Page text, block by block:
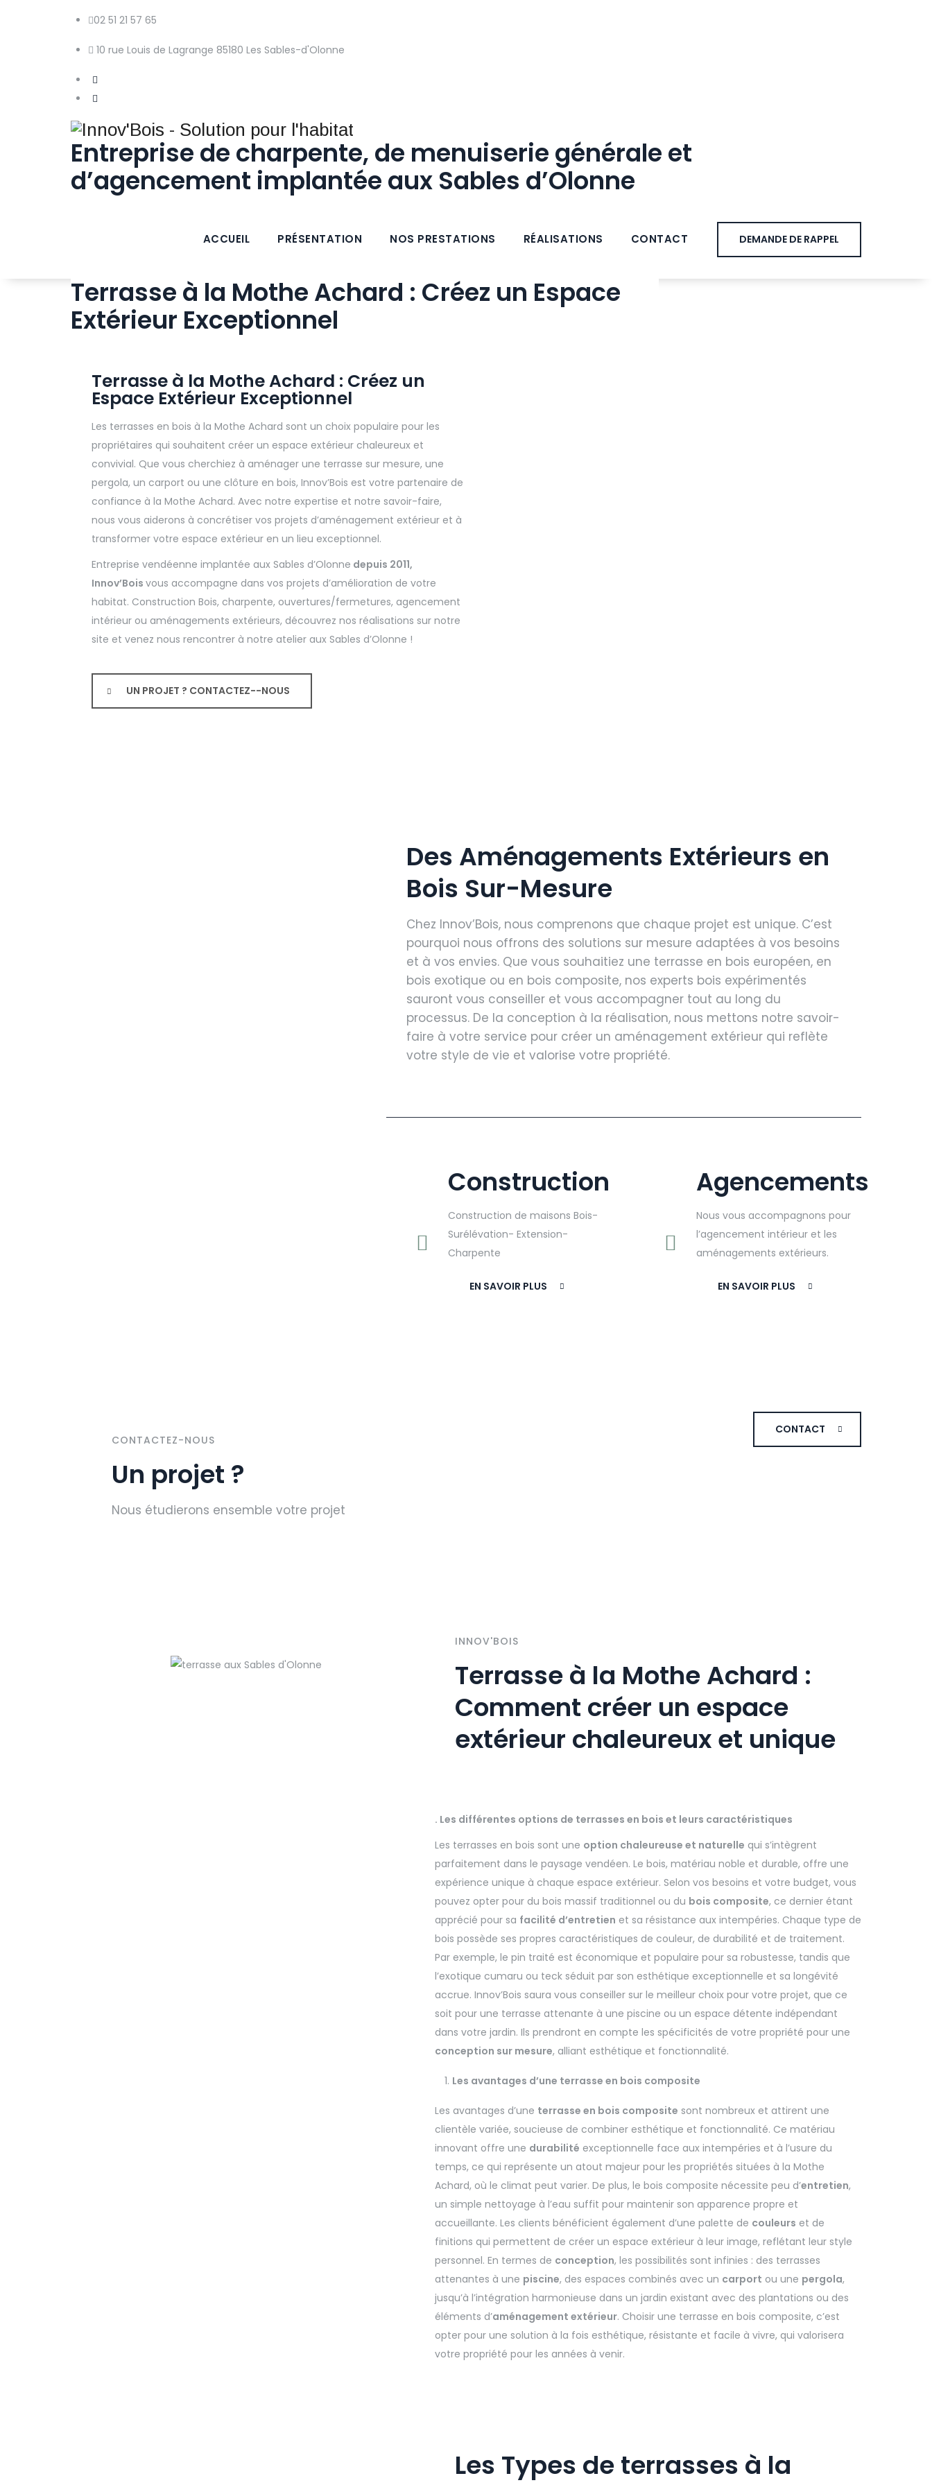
02 51 21 57 65
10 rue Louis de Lagrange 85180 Les Sables-d'Olonne
Entreprise de charpente, de menuiserie générale et
d’agencement implantée aux Sables d’Olonne
DEMANDE DE RAPPEL
ACCUEIL PRÉSENTATION NOS PRESTATIONS RÉALISATIONS CONTACT
Terrasse à la Mothe Achard : Créez un Espace
Extérieur Exceptionnel
Terrasse à la Mothe Achard : Créez un
Espace Extérieur Exceptionnel
Les terrasses en bois à la Mothe Achard sont un choix populaire pour les
propriétaires qui souhaitent créer un espace extérieur chaleureux et
convivial. Que vous cherchiez à aménager une terrasse sur mesure, une
pergola, un carport ou une clôture en bois, Innov’Bois est votre partenaire de
confiance à la Mothe Achard. Avec notre expertise et notre savoir-faire,
nous vous aiderons à concrétiser vos projets d’aménagement extérieur et à
transformer votre espace extérieur en un lieu exceptionnel.
Entreprise vendéenne implantée aux Sables d’Olonne depuis 2011,
Innov’Bois vous accompagne dans vos projets d’amélioration de votre
habitat. Construction Bois, charpente, ouvertures/fermetures, agencement
intérieur ou aménagements extérieurs, découvrez nos réalisations sur notre
site et venez nous rencontrer à notre atelier aux Sables d’Olonne !
UN PROJET ? CONTACTEZ--NOUS
Des Aménagements Extérieurs en
Bois Sur-Mesure
Chez Innov’Bois, nous comprenons que chaque projet est unique. C’est
pourquoi nous offrons des solutions sur mesure adaptées à vos besoins
et à vos envies. Que vous souhaitiez une terrasse en bois européen, en
bois exotique ou en bois composite, nos experts bois expérimentés
sauront vous conseiller et vous accompagner tout au long du
processus. De la conception à la réalisation, nous mettons notre savoir-
faire à votre service pour créer un aménagement extérieur qui reflète
votre style de vie et valorise votre propriété.
Construction
Construction de maisons Bois-
Surélévation- Extension-
Charpente
EN SAVOIR PLUS
Agencements
Nous vous accompagnons pour
l’agencement intérieur et les
aménagements extérieurs.
EN SAVOIR PLUS
CONTACTEZ-NOUS
Un projet ?
Nous étudierons ensemble votre projet
CONTACT
INNOV'BOIS
Terrasse à la Mothe Achard :
Comment créer un espace
extérieur chaleureux et unique
. Les différentes options de terrasses en bois et leurs caractéristiques
Les terrasses en bois sont une option chaleureuse et naturelle qui s’intègrent
parfaitement dans le paysage vendéen. Le bois, matériau noble et durable, offre une
expérience unique à chaque espace extérieur. Selon vos besoins et votre budget, vous
pouvez opter pour du bois massif traditionnel ou du bois composite, ce dernier étant
apprécié pour sa facilité d’entretien et sa résistance aux intempéries. Chaque type de
bois possède ses propres caractéristiques de couleur, de durabilité et de traitement.
Par exemple, le pin traité est économique et populaire pour sa robustesse, tandis que
l’exotique cumaru ou teck séduit par son esthétique exceptionnelle et sa longévité
accrue. Innov’Bois saura vous conseiller sur le meilleur choix pour votre projet, que ce
soit pour une terrasse attenante à une piscine ou un espace détente indépendant
dans votre jardin. Ils prendront en compte les spécificités de votre propriété pour une
conception sur mesure, alliant esthétique et fonctionnalité.
Les avantages d’une terrasse en bois composite
Les avantages d’une terrasse en bois composite sont nombreux et attirent une
clientèle variée, soucieuse de combiner esthétique et fonctionnalité. Ce matériau
innovant offre une durabilité exceptionnelle face aux intempéries et à l’usure du
temps, ce qui représente un atout majeur pour les propriétés situées à la Mothe
Achard, où le climat peut varier. De plus, le bois composite nécessite peu d’entretien,
un simple nettoyage à l’eau suffit pour maintenir son apparence propre et
accueillante. Les clients bénéficient également d’une palette de couleurs et de
finitions qui permettent de créer un espace extérieur à leur image, reflétant leur style
personnel. En termes de conception, les possibilités sont infinies : des terrasses
attenantes à une piscine, des espaces combinés avec un carport ou une pergola,
jusqu’à l’intégration harmonieuse dans un jardin existant avec des plantations ou des
éléments d’aménagement extérieur. Choisir une terrasse en bois composite, c’est
opter pour une solution à la fois esthétique, résistante et facile à vivre, qui valorisera
votre propriété pour les années à venir.
Les Types de terrasses à la